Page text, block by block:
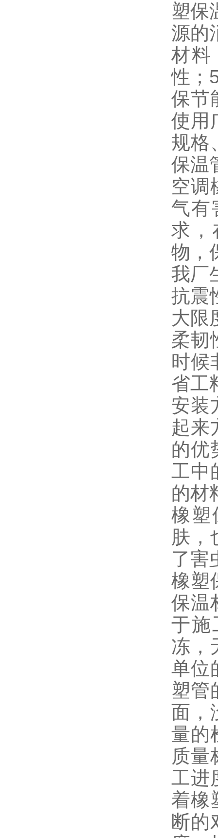
塑保
源的
材料
性；
保节
使用
规格
保温
空调
气有
求，
物，
我厂
抗震
大限
柔韧
时候
省工
安装
起来
的优
工中
的材
橡塑
肤，
了
橡塑
保温
于施
冻，
单位
塑管
面，
量的
质量
工进
着橡
断的